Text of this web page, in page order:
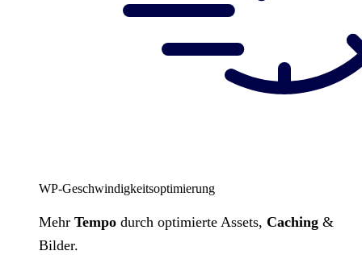
WP-Geschwindigkeitsoptimierung
Mehr Tempo durch optimierte Assets, Caching &
Bilder.